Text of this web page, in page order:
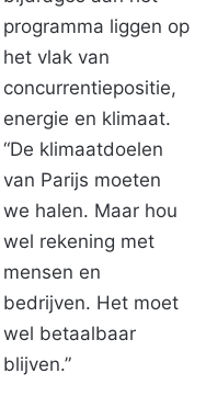
programma liggen op
het vlak van
concurrentiepositie,
energie en klimaat.
“De klimaatdoelen
van Parijs moeten
we halen. Maar hou
wel rekening met
mensen en
bedrijven. Het moet
wel betaalbaar
blijven.”